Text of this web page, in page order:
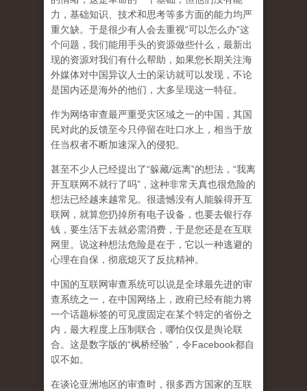
力，基础知识、技术和思考等多方面的能力均严
重欠缺。于是很少有人会去重视“可以怎么办”这
个问题，我们能用手头的资源做些什么，最新出
现的资源对我们有什么帮助，如果您长期关注海
外媒体对中国异议人士的采访就可以发现，不论
是国内还是海外的他们，大多呈现这一特征。
作为网络审查最严重受灾区域之一的中国，其国
民对此的反馈至今只停留在吐口水上，相当于放
任当权者不断加速深入的侵犯。
甚至不少人已经提出了“躲藏/远离”的想法，“我离
开互联网不就行了吗”，这种非常天真也很危险的
想法已经越来越常见。很遗憾没有人能躲得开互
联网，就算您扔掉所有电子设备，也要去银行存
钱，要生活下去就必需消费，于是您还是在互联
网里。说这种想法危险是在于，它以一种逃避的
心理在自保，彻底熄灭了反抗精神。
中国的互联网审查系统可以说是全球最先进的审
查系统之一，在中国网络上，政府已经有能力将
一个话题标签的可见度固定在某个特定的省份之
内，最大程度上压制联合 ，哪怕仅仅是舆论联
合。这是数字版的“枫桥经验”，令Facebook都自
叹不如。
在谈论亚洲地区的审查时，很多西方国家的互联